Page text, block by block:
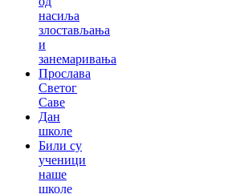
насиља
злостављања
и
занемаривања
Прослава
Светог
Саве
Дан
школе
Били су
ученици
наше
школе